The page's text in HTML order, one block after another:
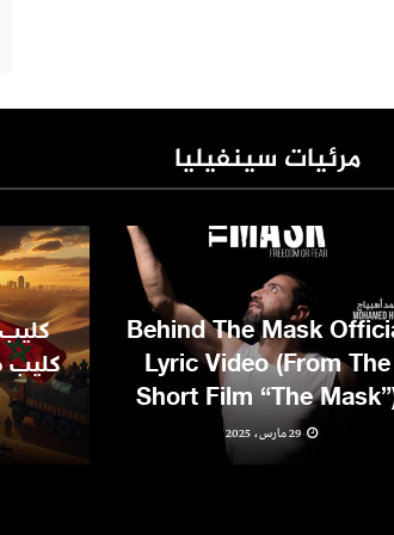
مرئيات سينفيليا
Behind The Mask
Lyric Video (From The
Short Film “The
29 مارس، 2025
كليب